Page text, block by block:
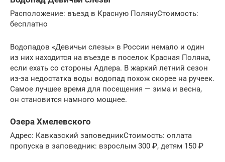
Расположение: въезд в Красную ПолянуСтоимость:
бесплатно
Водопадов «Девичьи слезы» в России немало и один
из них находится на въезде в поселок Красная Поляна,
если ехать со стороны Адлера. В жаркий летний сезон
из-за недостатка воды водопад похож скорее на ручеек.
Самое лучшее время для посещения — зима и весна,
он становится намного мощнее.
Озера Хмелевского
Адрес: Кавказский заповедникСтоимость: оплата
пропуска в заповедник: взрослым 300 ₽, детям 150 ₽